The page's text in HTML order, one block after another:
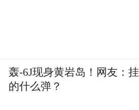
轰-6J现身黄岩岛！网友：挂
的什么弹？